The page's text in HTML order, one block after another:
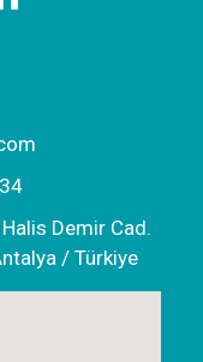
Demir Cad.
/ Türkiye